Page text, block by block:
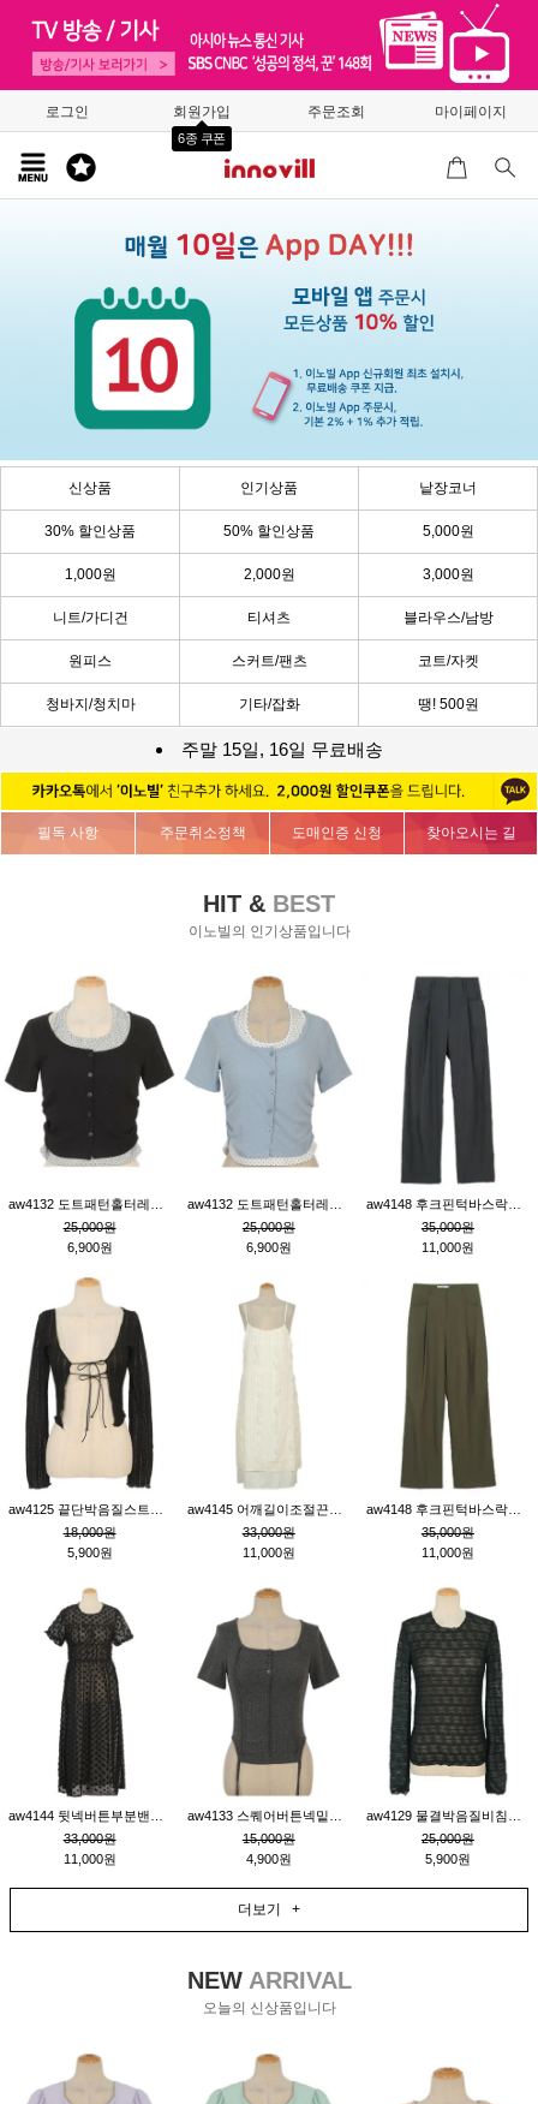
로그인 회원가입
6종 쿠폰
주문조회 마이페이지
신상품 인기상품 낱장코너
30% 할인상품 50% 할인상품 5,000원
1,000원 2,000원 3,000원
니트/가디건 티셔츠 블라우스/남방
원피스 스커트/팬츠 코트/자켓
청바지/청치마 기타/잡화 땡! 500원
주말 15일, 16일 무료배송
필독 사항 주문취소정책 도매인증 신청 찾아오시는 길
HIT & BEST
이노빌의 인기상품입니다
25,000원
6,900원
25,000원
6,900원
35,000원
11,000원
18,000원
5,900원
33,000원
11,000원
35,000원
11,000원
33,000원
11,000원
15,000원
4,900원
25,000원
5,900원
더보기 +
NEWARRIVAL
오늘의 신상품입니다